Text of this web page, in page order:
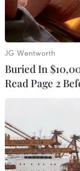
#Đổ sập
#Công
Theo dõi VietnamPlus
TIN LIÊN
JG Wentworth
Buried In
Read Page 2